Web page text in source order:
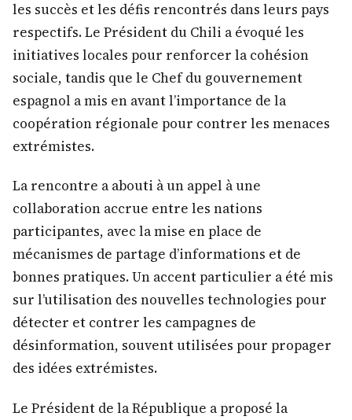
les succès et les défis rencontrés dans leurs pays
respectifs. Le Président du Chili a évoqué les
initiatives locales pour renforcer la cohésion
sociale, tandis que le Chef du gouvernement
espagnol a mis en avant l’importance de la
coopération régionale pour contrer les menaces
extrémistes.
La rencontre a abouti à un appel à une
collaboration accrue entre les nations
participantes, avec la mise en place de
mécanismes de partage d’informations et de
bonnes pratiques. Un accent particulier a été mis
sur l’utilisation des nouvelles technologies pour
détecter et contrer les campagnes de
désinformation, souvent utilisées pour propager
des idées extrémistes.
Le Président de la République a proposé la